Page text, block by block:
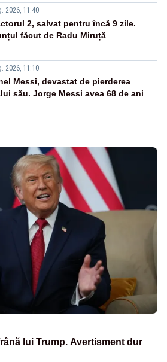
2026, 11:40
2, salvat pentru încă 9 zile.
făcut de Radu Miruță
2026, 11:10
Messi, devastat de pierderea
său. Jorge Messi avea 68 de ani
lui Trump. Avertisment dur